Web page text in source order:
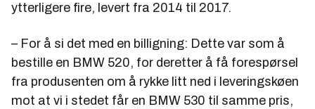
ytterligere fire, levert fra 2014 til 2017.
– For å si det med en billigning: Dette var som å
bestille en BMW 520, for deretter å få forespørsel
fra produsenten om å rykke litt ned i leveringskøen
mot at vi i stedet får en BMW 530 til samme pris,